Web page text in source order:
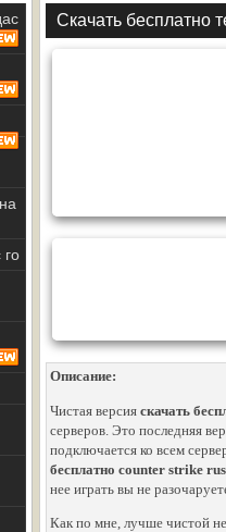
го
Скачать бесплатно
Описание:
Чистая версия скачать
серверов. Это последняя
подключается ко всем
бесплатно counter strike
нее играть вы не
Как по мне, лучше чистой